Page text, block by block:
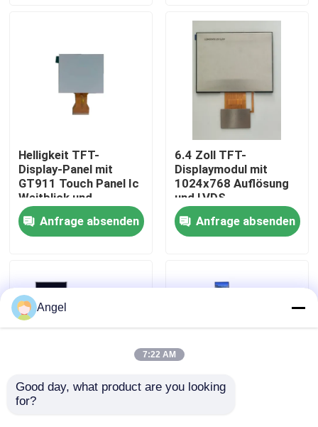
Produkte
VR-Show
Über uns
Fabrik-Ausflug
Qualitätskontrolle
Treten Sie mit uns in Verbindung
Helligkeit TFT-
Display-Panel mit
GT911 Touch Panel Ic
Weitblick und
ILI9881C Treiber Ic
Anfrage absenden
6.4 Zoll TFT-
Displaymodul mit
1024x768 Auflösung
und LVDS-
Schnittstelle für
Fahrzeuganwendungen
Anfrage absenden
4,58 Zoll LCD TFT
Angel
7:22 AM
Good day, what product are you looking
for?